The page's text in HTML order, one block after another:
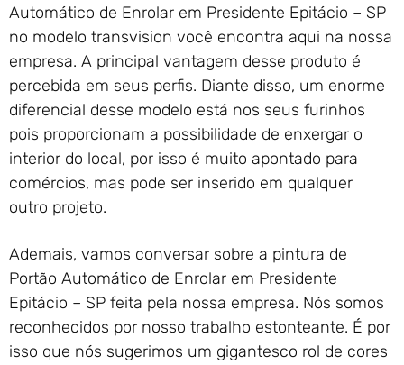
Automático de Enrolar em Presidente Epitácio – SP
no modelo transvision você encontra aqui na nossa
empresa. A principal vantagem desse produto é
percebida em seus perfis. Diante disso, um enorme
diferencial desse modelo está nos seus furinhos
pois proporcionam a possibilidade de enxergar o
interior do local, por isso é muito apontado para
comércios, mas pode ser inserido em qualquer
outro projeto.
Ademais, vamos conversar sobre a pintura de
Portão Automático de Enrolar em Presidente
Epitácio – SP feita pela nossa empresa. Nós somos
reconhecidos por nosso trabalho estonteante. É por
isso que nós sugerimos um gigantesco rol de cores